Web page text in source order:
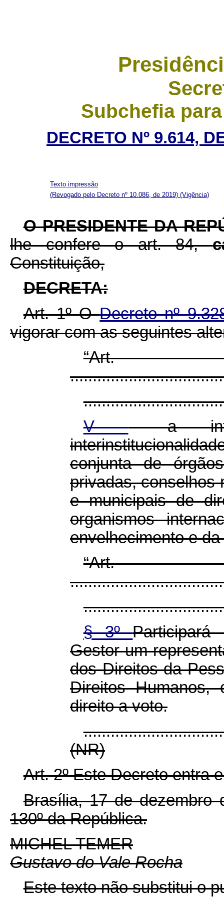
Subchefia
DECRETO Nº 9.614,
Texto impressão
(Revogado pelo Decreto nº 10.086, de 2019) (Vigência)
O PRESIDENTE DA
lhe confere o art. 84,
Constituição,
DECRETA:
Art. 1º ODecreto nº
vigorar com as seguintes
V- a
conjunta de
privadas, conselhos
e municipais de
organismos
envelhecimento e
§ 3º
Gestor um
dos Direitos da
Direitos
direito a voto.
(NR)
Art. 2º Este Decreto entra
Brasília, 17 de dezembro
130º da República.
MICHEL TEMER
Gustavo do Vale Rocha
Este texto não substitui o